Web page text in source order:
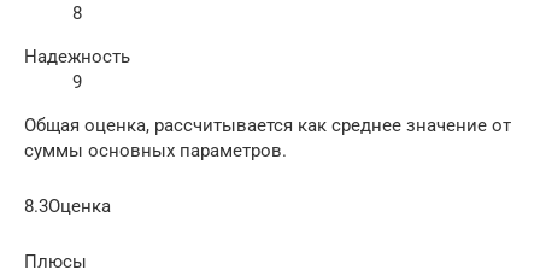
8
Надежность
9
Общая оценка, рассчитывается как среднее значение от
суммы основных параметров.
8.3Оценка
Плюсы